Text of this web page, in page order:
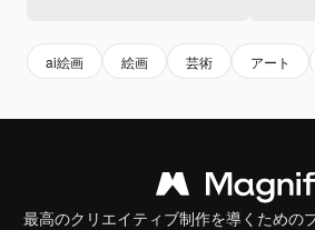
ai絵画 絵画 芸術 アート
最高のクリエイティブ制作を導くための